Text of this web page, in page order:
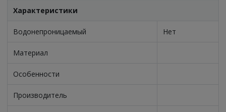
Характеристики
Водонепроницаемый Нет
Материал
Особенности
Производитель